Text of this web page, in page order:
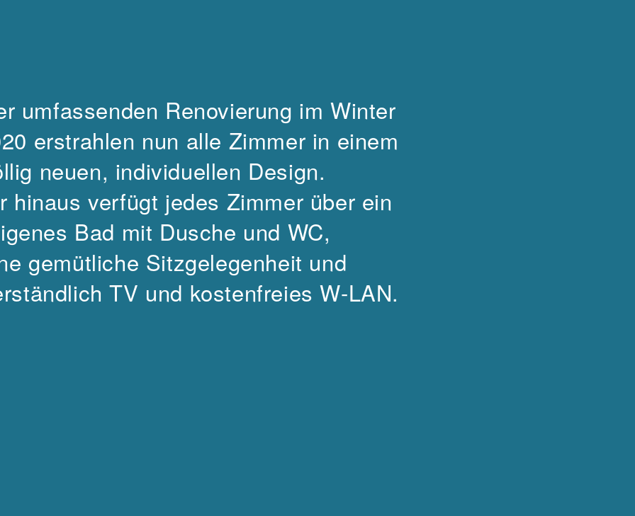
umfassenden Renovierung im Winter
erstrahlen nun alle Zimmer in einem
neuen, individuellen Design.
hinaus verfügt jedes Zimmer über ein
Bad mit Dusche und WC,
gemütliche Sitzgelegenheit und
TV und kostenfreies W-LAN.